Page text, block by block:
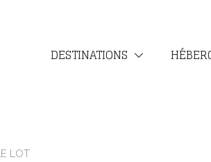
DESTINATIONS
LOT